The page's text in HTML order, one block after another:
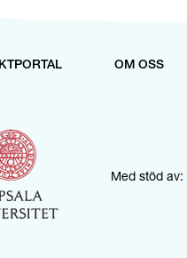
OM OSS
Med stöd av: